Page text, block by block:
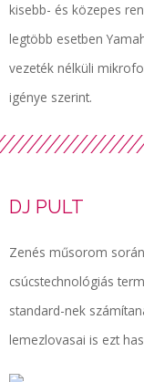
kisebb- és közepes
legtöbb esetben
vezeték nélküli
igénye szerint.
DJ PULT
Zenés műsorom
csúcstechnológiás
standard-nek
lemezlovasai is ezt